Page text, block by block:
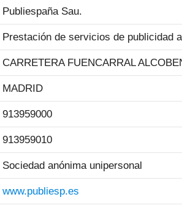
Publiespaña Sau.
Prestación de servicios de publicidad
CARRETERA FUENCARRAL
MADRID
913959000
913959010
Sociedad anónima unipersonal
www.publiesp.es